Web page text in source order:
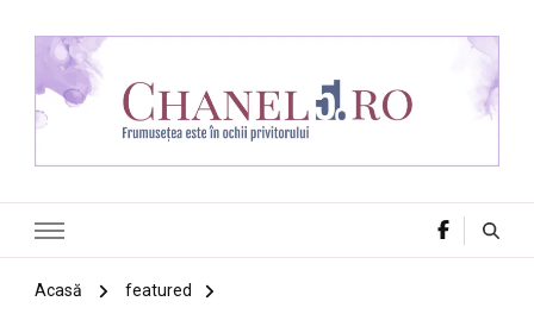
Acasă featured